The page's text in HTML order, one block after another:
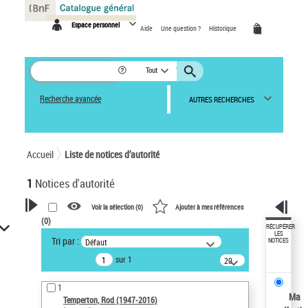
Espace personnel Aide Une question ? Historique
Tout
Recherche avancée AUTRES RECHERCHES
Accueil Liste de notices d’autorité
1 Notices d'autorité
VOTRE RECHERCHE
Recherche avancée dans les
notices d’autorité
Œuvres liées à l'auteur :
Temperton, Rod (1947-2016)
Voir la sélection (0) Ajouter à mes références
(0)
Tri par : Défaut
sur 1
20
résultats/page
1
Temperton, Rod (1947-2016)
RÉCUPÉRER
LES
NOTICES
Ma
Panneau de gestion des cookies